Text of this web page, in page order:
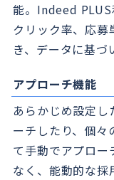
能。Indeed
クリック率、応
き、データに基づ
アプローチ機能
あらかじめ設定
ーチしたり、個々
て手動でアプロー
なく、能動的な採